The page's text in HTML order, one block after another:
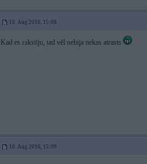
10. Aug 2016, 15:08
Kad es rakstīju, tad vēl nebija nekas atrasts .
10. Aug 2016, 15:09